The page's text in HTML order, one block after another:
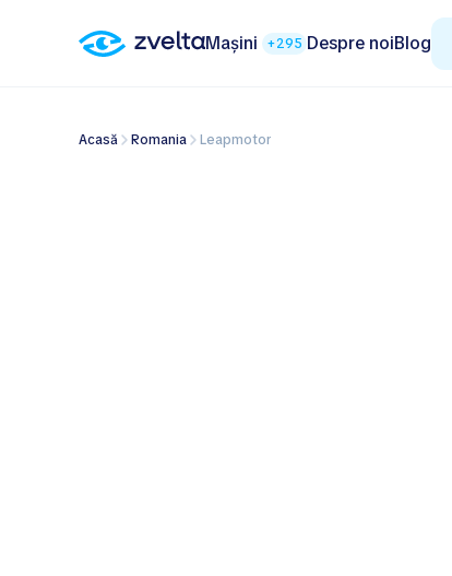
Mașini +295 Despre noiBlog
Acasă Romania Leapmotor